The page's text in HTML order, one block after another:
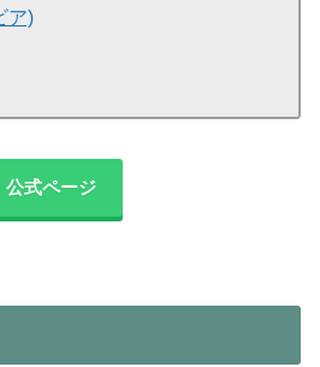
ア)
公式ページ